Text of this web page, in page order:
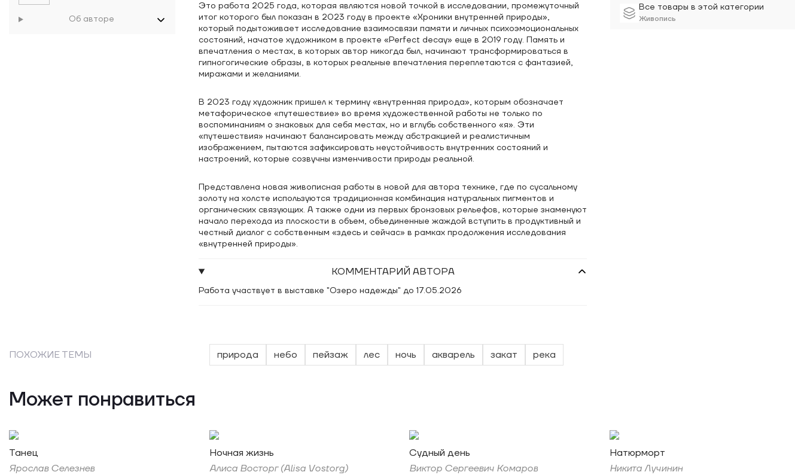
Все товары в этой категории
Живопись
Об авторе
Это работа 2025 года, которая являются новой точкой в исследовании, промежуточный
итог которого был показан в 2023 году в проекте «Хроники внутренней природы»,
который подытоживает исследование взаимосвязи памяти и личных психоэмоциональных
состояний, начатое художником в проекте «Perfect decay» еще в 2019 году. Память и
впечатления о местах, в которых автор никогда был, начинают трансформироваться в
гипногогические образы, в которых реальные впечатления переплетаются с фантазией,
миражами и желаниями.
В 2023 году художник пришел к термину «внутренняя природа», которым обозначает
метафорическое «путешествие» во время художественной работы не только по
воспоминаниям о знаковых для себя местах, но и вглубь собственного «я». Эти
«путешествия» начинают балансировать между абстракцией и реалистичным
изображением, пытаются зафиксировать неустойчивость внутренних состояний и
настроений, которые созвучны изменчивости природы реальной.
Представлена новая живописная работы в новой для автора технике, где по сусальному
золоту на холсте используются традиционная комбинация натуральных пигментов и
органических связующих. А также одни из первых бронзовых рельефов, которые знаменуют
начало перехода из плоскости в объем, объединенные жаждой вступить в продуктивный и
честный диалог с собственным «здесь и сейчас» в рамках продолжения исследования
«внутренней природы».
КОММЕНТАРИЙ АВТОРА
Работа участвует в выставке "Озеро надежды" до 17.05.2026
ПОХОЖИЕ ТЕМЫ природа небо пейзаж лес ночь акварель закат река
Может понравиться
Танец
Ярослав Селезнев
Ночная жизнь
Алиса Восторг (Alisa Vostorg)
Судный день
Виктор Сергеевич Комаров
Натюрморт
Никита Лучинин